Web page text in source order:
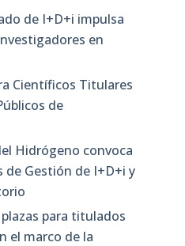
de I+D+i impulsa
en
Científicos Titulares
de
Hidrógeno convoca
de Gestión de I+D+i y
plazas para titulados
el marco de la